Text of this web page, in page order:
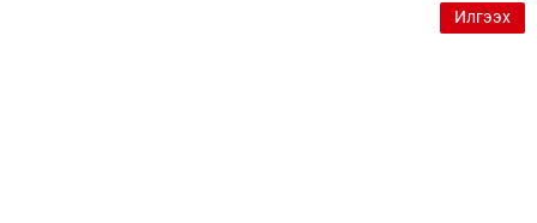
Илгээх